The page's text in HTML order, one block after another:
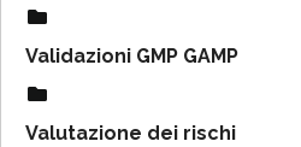
Validazioni GMP GAMP
Valutazione dei rischi